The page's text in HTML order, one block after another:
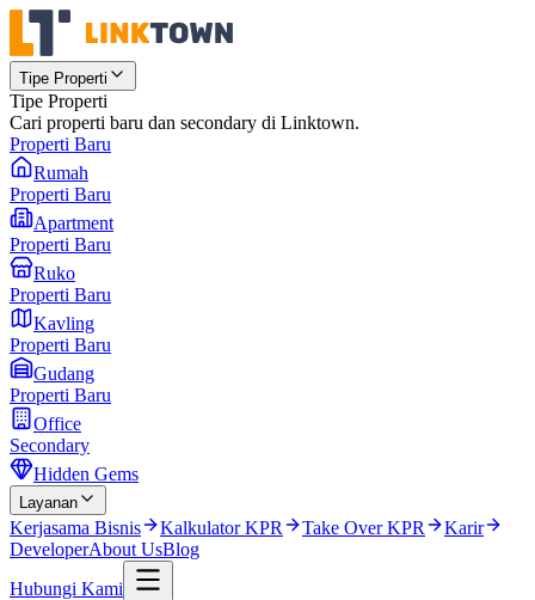
Tipe Properti
Tipe Properti
Cari properti baru dan secondary di Linktown.
Properti Baru
Rumah
Properti Baru
Apartment
Properti Baru
Ruko
Properti Baru
Kavling
Properti Baru
Gudang
Properti Baru
Office
Secondary
Hidden Gems
Layanan
Kerjasama Bisnis Kalkulator KPR Take Over KPR
Karir
DeveloperAbout UsBlog
Hubungi Kami